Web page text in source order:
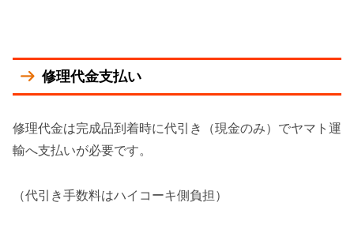
修理代金支払い
修理代金は完成品到着時に代引き（現金のみ）でヤマト運
輸へ支払いが必要です。
（代引き手数料はハイコーキ側負担）